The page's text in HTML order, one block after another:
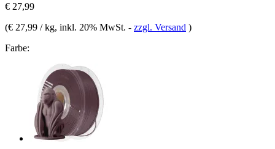
€ 27,99
(€ 27,99 / kg, inkl. 20% MwSt. - zzgl. Versand )
Farbe: